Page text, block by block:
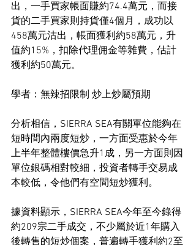
出，一手買家帳面賺約74.4萬元，而接
貨的二手買家則持貨僅4個月，成功以
458萬元沽出，帳面獲利約58萬元，升
值約15%，扣除代理佣金等雜費，估計
獲利約50萬元。
學者：無辣招限制 炒上炒屬預期
分析相信，SIERRA SEA有關單位能夠在
短時間內兩度短炒，一方面受惠於今年
上半年整體樓價急升1成，另一方面則因
單位銀碼相對較細，投資者轉手交易成
本較低，令他們有空間短炒獲利。
據資料顯示，SIERRA SEA今年至今錄得
約209宗二手成交，不少屬於近1年購入
後轉售的短炒個案，普遍轉手獲利約2至